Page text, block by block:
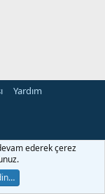
Yardım
ederek çerez